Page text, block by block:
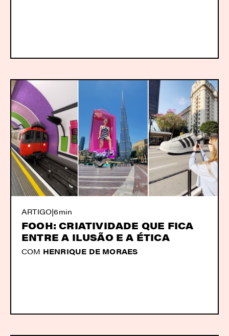
ARTIGO|6min
FOOH: CRIATIVIDADE QUE FICA
ENTRE A ILUSÃO E A ÉTICA
COM HENRIQUE DE MORAES